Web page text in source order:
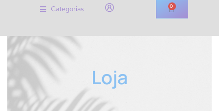
Categorias 0
Loja